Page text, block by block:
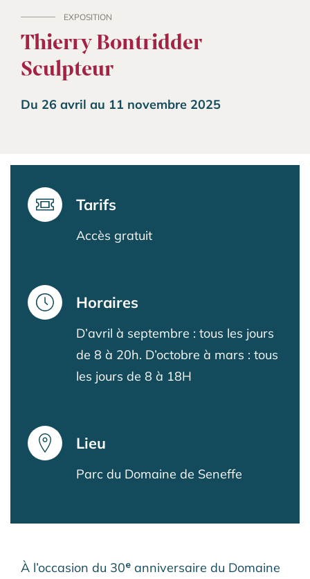
Thierry Bontridder
Sculpteur
EXPOSITION
Du 26 avril au 11 novembre 2025
À l’occasion du 30ᵉ anniversaire du Domaine
Tarifs
Accès gratuit
Horaires
D’avril à septembre : tous les jours
de 8 à 20h. D’octobre à mars : tous
les jours de 8 à 18H
Lieu
Parc du Domaine de Seneffe